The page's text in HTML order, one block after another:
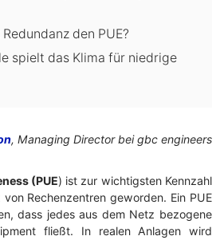
den PUE?
spielt das Klima für niedrige
, Managing Director bei gbc engineers
(PUE) ist zur wichtigsten Kennzahl
Rechenzentren geworden. Ein PUE
dass jedes aus dem Netz bezogene
fließt. In realen Anlagen wird